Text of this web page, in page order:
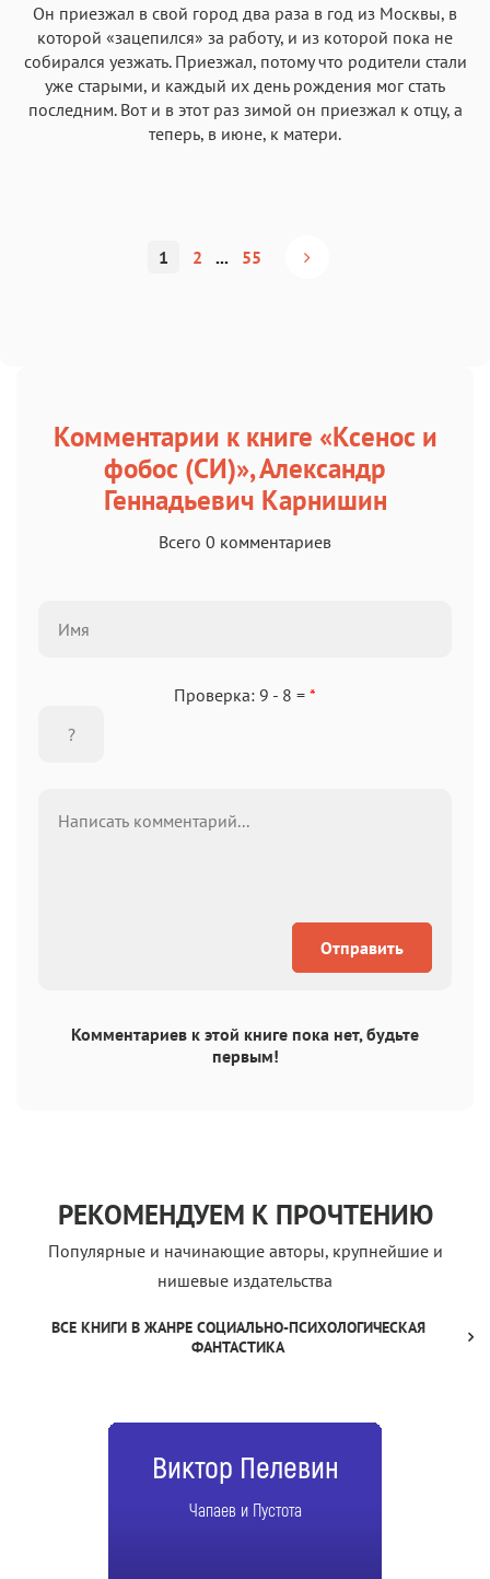
Он приезжал в свой город два раза в год из Москвы, в
которой «зацепился» за работу, и из которой пока не
собирался уезжать. Приезжал, потому что родители стали
уже старыми, и каждый их день рождения мог стать
последним. Вот и в этот раз зимой он приезжал к отцу, а
теперь, в июне, к матери.
1 2 ... 55
Комментарии к книге «Ксенос и
фобос (СИ)», Александр
Геннадьевич Карнишин
Всего 0 комментариев
Проверка: 9 - 8 = *
Отправить
Комментариев к этой книге пока нет, будьте
первым!
РЕКОМЕНДУЕМ К ПРОЧТЕНИЮ
Популярные и начинающие авторы, крупнейшие и
нишевые издательства
ВСЕ КНИГИ В ЖАНРЕ СОЦИАЛЬНО-ПСИХОЛОГИЧЕСКАЯ
ФАНТАСТИКА
Виктор Пелевин
Чапаев и Пустота